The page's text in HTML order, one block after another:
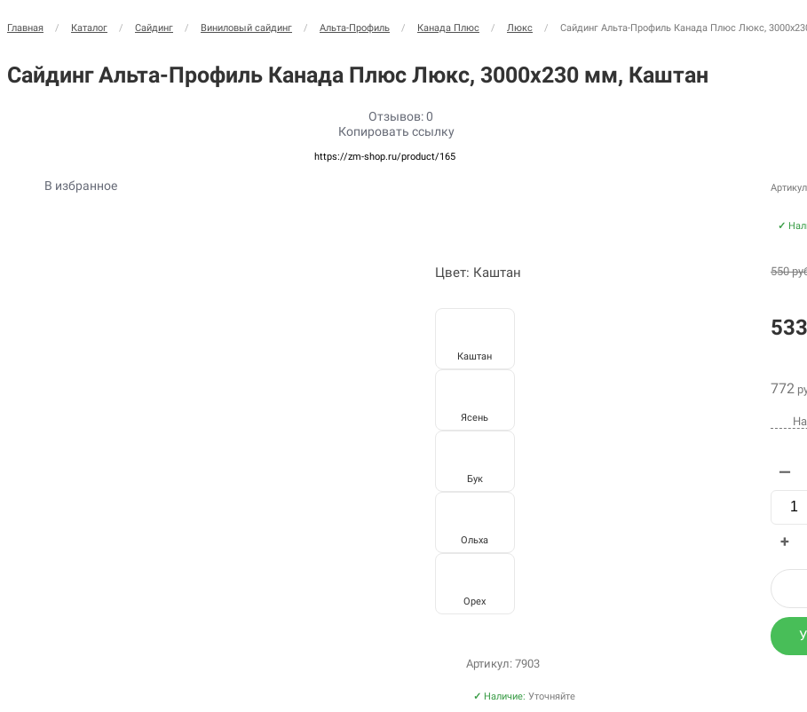
Главная / Каталог / Сайдинг / Виниловый сайдинг / Альта-Профиль / Канада Плюс / Люкс / Сайдинг Альта-Профиль Канада Плюс Люкс,
Сайдинг Альта-Профиль Канада Плюс Люкс, 3000х230 мм, Каштан
Отзывов: 0
Копировать ссылку
https://zm-shop.ru/product/165
В избранное
Цвет: Каштан
Каштан
Ясень
Бук
Ольха
Орех
Артикул: 7903
✓ Наличие: Уточняйте
✓
550
533
772
—
+